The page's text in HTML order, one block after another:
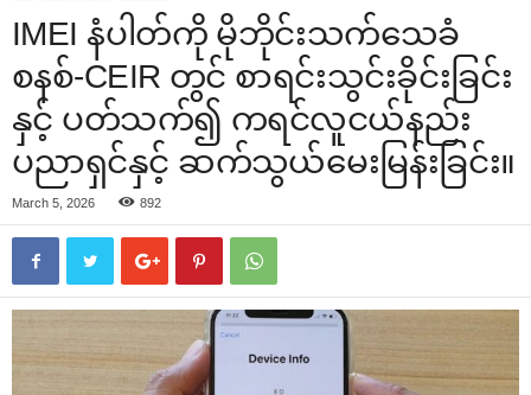
IMEI နံပါတ်ကို မိုဘိုင်းသက်သေခံ
စနစ်-CEIR တွင် စာရင်းသွင်းခိုင်းခြင်း
နှင့် ပတ်သက်၍ ကရင်လူငယ်နည်း
ပညာရှင်နှင့် ဆက်သွယ်မေးမြန်းခြင်း။
March 5, 2026 892